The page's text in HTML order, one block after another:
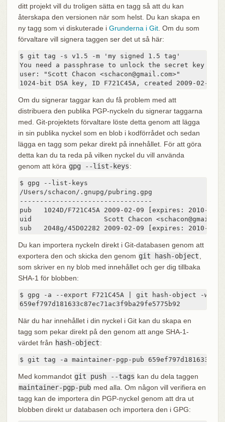
ditt projekt vill du troligen sätta en tagg så att du kan
återskapa den versionen när som helst. Du kan skapa en
ny tagg som vi diskuterade i Grunderna i Git. Om du som
förvaltare vill signera taggen ser det ut så här:
$ git tag -s v1.5 -m 'my signed 1.5 tag'
You need a passphrase to unlock the secret key for
user: "Scott Chacon <schacon@gmail.com>"
1024-bit DSA key, ID F721C45A, created 2009-02-09
Om du signerar taggar kan du få problem med att
distribuera den publika PGP-nyckeln du signerar taggarna
med. Git‑projektets förvaltare löste detta genom att lägga
in sin publika nyckel som en blob i kodförrådet och sedan
lägga en tagg som pekar direkt på innehållet. För att göra
detta kan du ta reda på vilken nyckel du vill använda
genom att köra gpg --list-keys:
$ gpg --list-keys
/Users/schacon/.gnupg/pubring.gpg
---------------------------------
pub   1024D/F721C45A 2009-02-09 [expires: 2010-02-
uid                  Scott Chacon
sub   2048g/45D02282 2009-02-09 [expires: 2010-02-
Du kan importera nyckeln direkt i Git‑databasen genom att
exportera den och skicka den genom git hash-object,
som skriver en ny blob med innehållet och ger dig tillbaka
SHA-1 för blobben:
$ gpg -a --export F721C45A | git hash-object -w --
659ef797d181633c87ec71ac3f9ba29fe5775b92
När du har innehållet i din nyckel i Git kan du skapa en
tagg som pekar direkt på den genom att ange SHA-1-
värdet från hash-object:
$ git tag -a maintainer-pgp-pub
Med kommandot git push --tags kan du dela taggen
maintainer-pgp-pub med alla. Om någon vill verifiera en
tagg kan de importera din PGP-nyckel genom att dra ut
blobben direkt ur databasen och importera den i GPG: